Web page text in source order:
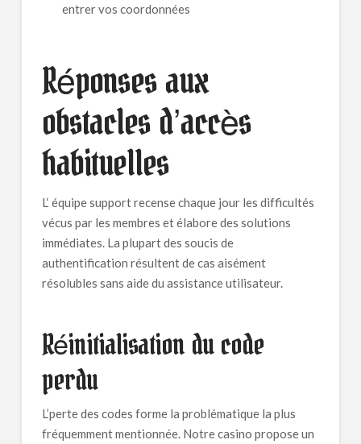
entrer vos coordonnées
Réponses aux
obstacles d’accès
habituelles
L‘ équipe support recense chaque jour les difficultés
vécus par les membres et élabore des solutions
immédiates. La plupart des soucis de
authentification résultent de cas aisément
résolubles sans aide du assistance utilisateur.
Réinitialisation du code
perdu
L’perte des codes forme la problématique la plus
fréquemment mentionnée. Notre casino propose un